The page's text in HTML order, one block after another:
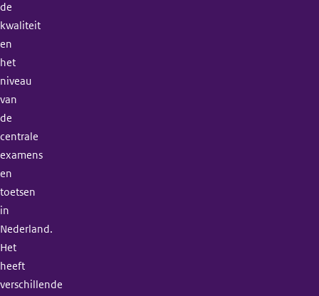
de
kwaliteit
en
het
niveau
van
de
centrale
examens
en
toetsen
in
Nederland.
Het
heeft
verschillende